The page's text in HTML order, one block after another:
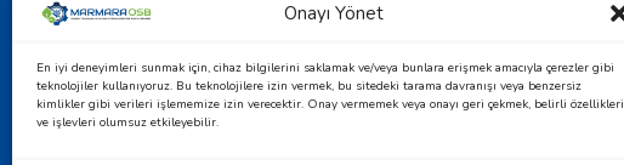
Onayı Yönet
En iyi deneyimleri sunmak için, cihaz bilgilerini saklamak ve/veya bunlara erişmek amacıyla çerezler gibi
teknolojiler kullanıyoruz. Bu teknolojilere izin vermek, bu sitedeki tarama davranışı veya benzersiz
kimlikler gibi verileri işlememize izin verecektir. Onay vermemek veya onayı geri çekmek, belirli özellikleri
ve işlevleri olumsuz etkileyebilir.
© 2026 Marmara Yüksek Teknoloji ve Makine İhtisas OSB
KVKK Aydınlatma Metni